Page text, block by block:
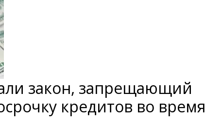
закон, запрещающий
кредитов во время